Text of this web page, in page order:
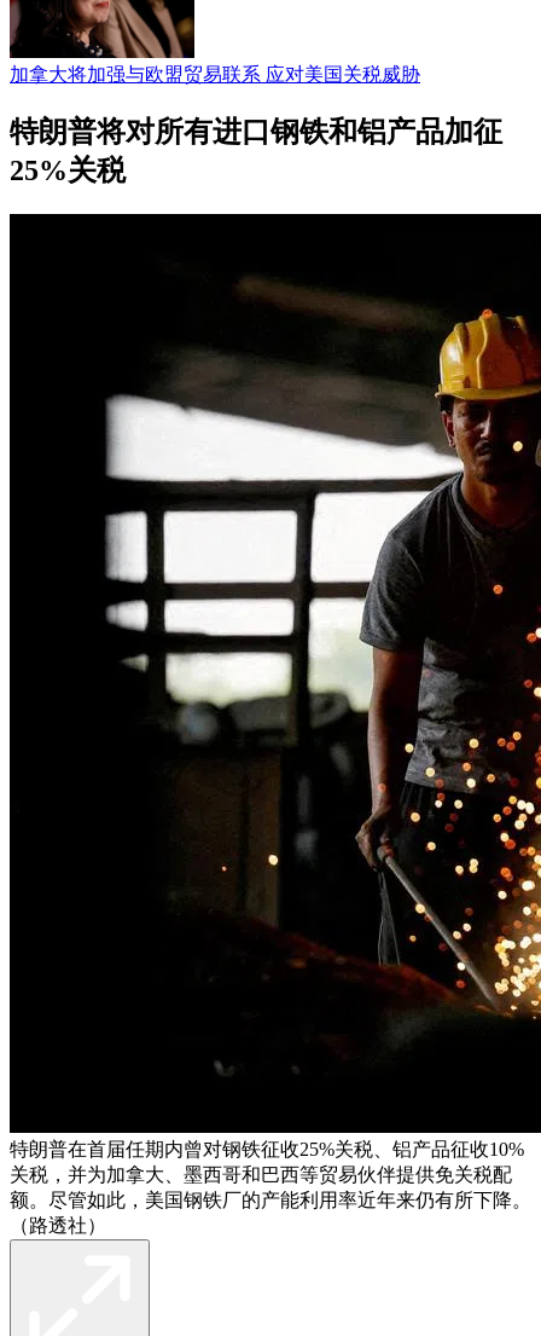
加拿大将加强与欧盟贸易联系 应对美国关税威胁
特朗普将对所有进口钢铁和铝产品加征
25%关税
特朗普在首届任期内曾对钢铁征收25%关税、铝产品征收10%
关税，并为加拿大、墨西哥和巴西等贸易伙伴提供免关税配
额。尽管如此，美国钢铁厂的产能利用率近年来仍有所下降。
（路透社）